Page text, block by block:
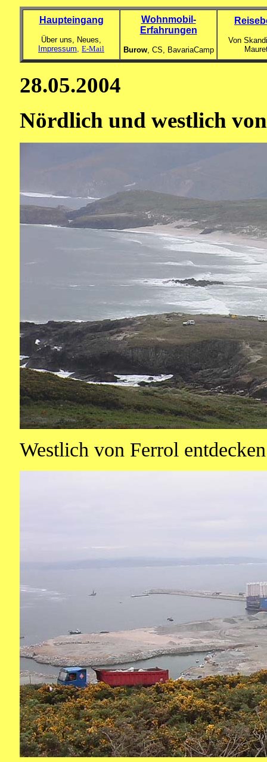
Haupteingang
Über uns, Neues,
Impressum, E-Mail
Wohnmobil-
Erfahrungen
Burow, CS, BavariaCamp
Von
28.05.2004
Nördlich und westlich
Westlich von Ferrol